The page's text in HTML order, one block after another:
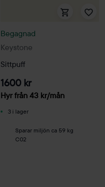
Keystone
Begagnad
Sittpuff
1600 kr
Hyr från 43 kr/mån
3 i lager
Sparar miljön ca 59 kg
C02